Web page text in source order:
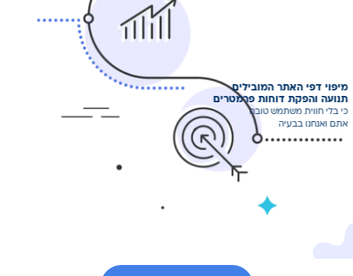
מיפוי דפי האתר המובילים
תנועה והפקת דוחותפרמטרים
כי בלי חוויתמשתמש טובה
אתם ואנחנו בבעיה